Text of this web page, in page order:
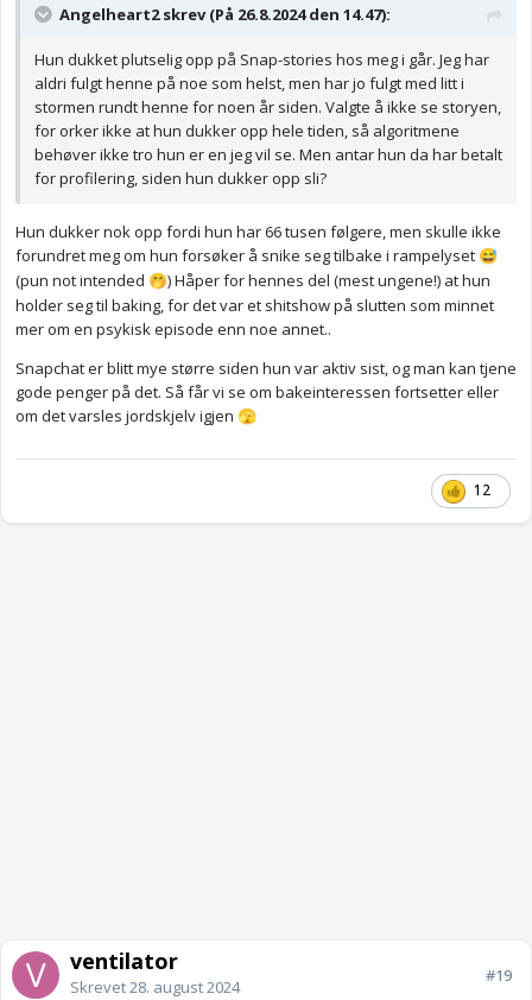
Angelheart2 skrev (På 26.8.2024 den 14.47):
Hun dukket plutselig opp på Snap-stories hos meg i går. Jeg har
aldri fulgt henne på noe som helst, men har jo fulgt med litt i
stormen rundt henne for noen år siden. Valgte å ikke se storyen,
for orker ikke at hun dukker opp hele tiden, så algoritmene
behøver ikke tro hun er en jeg vil se. Men antar hun da har betalt
for profilering, siden hun dukker opp sli?
Hun dukker nok opp fordi hun har 66 tusen følgere, men skulle ikke
forundret meg om hun forsøker å snike seg tilbake i rampelyset 😅
(pun not intended 🤭) Håper for hennes del (mest ungene!) at hun
holder seg til baking, for det var et shitshow på slutten som minnet
mer om en psykisk episode enn noe annet..
Snapchat er blitt mye større siden hun var aktiv sist, og man kan tjene
gode penger på det. Så får vi se om bakeinteressen fortsetter eller
om det varsles jordskjelv igjen 🫣
12
ventilator
Skrevet28. august 2024
#19